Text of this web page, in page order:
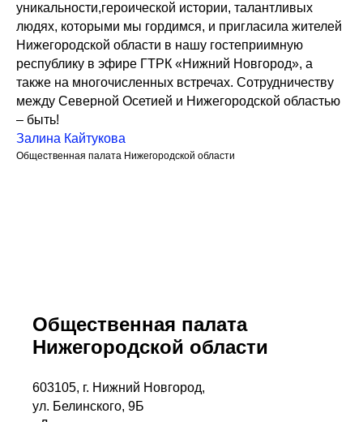
уникальности,героической истории, талантливых
людях, которыми мы гордимся, и пригласила жителей
Нижегородской области в нашу гостеприимную
республику в эфире ГТРК «Нижний Новгород», а
также на многочисленных встречах. Сотрудничеству
между Северной Осетией и Нижегородской областью
– быть!
Залина Кайтукова
Общественная палата Нижегородской области
Общественная палата
Нижегородской области
603105, г. Нижний Новгород,
ул. Белинского, 9Б